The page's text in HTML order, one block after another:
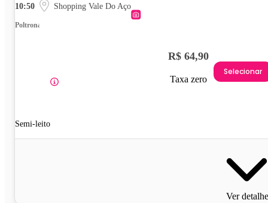
10:50 Shopping Vale Do Aço
Poltrona
Semi-leito
R$ 64,90
Taxa zero
Selecionar
Ver